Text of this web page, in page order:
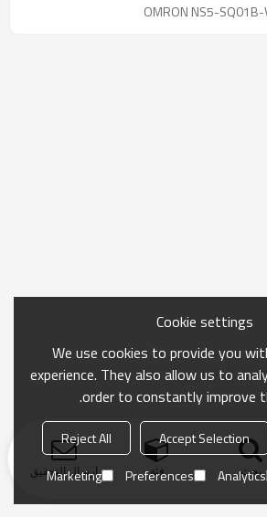
بحث فئة ارسال التحقيق
Cookie settings
We use cookies to provide you
experience. They also allow us to
order to constantly improve
Accept Selection
Reject All
Analytics
Preferences
Marketing